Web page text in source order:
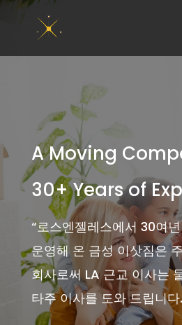
A Moving
30+ Years of
“로스엔젤레스에서 30여
운영해 온 금성 이삿짐은
회사로써 LA 근교 이사는
타주 이사를 도와 드립니다.